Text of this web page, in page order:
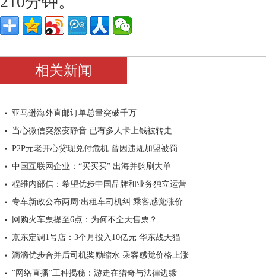
相关新闻
亚马逊海外直邮订单总量突破千万
当心微信突然变静音 已有多人卡上钱被转走
P2P元老开心贷现兑付危机 曾因违规加盟被罚
中国互联网企业：“买买买” 出海并购刷大单
程维内部信：希望优步中国品牌和业务独立运营
专车新政公布两周:出租车司机纠 乘客感觉涨价
网购火车票提至6点：为何不全天售票？
京东定调1号店：3个月投入10亿元 华东战天猫
滴滴优步合并后司机奖励缩水 乘客感觉价格上涨
“网络直播”工种揭秘：游走在猎奇与法律边缘